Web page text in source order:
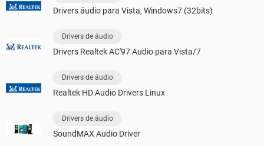
Drivers áudio para Vista, Windows7 (32bits)
Drivers de áudio
Drivers Realtek AC'97 Audio para Vista/7
Drivers de áudio
Realtek HD Audio Drivers Linux
Drivers de áudio
SoundMAX Audio Driver